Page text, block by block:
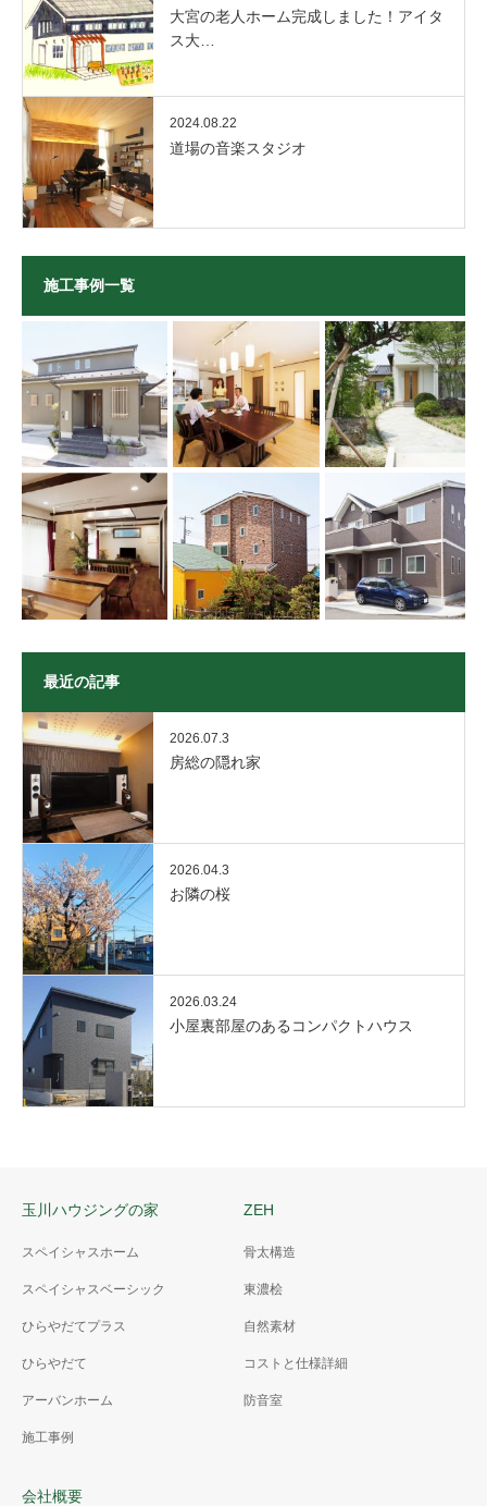
大宮の老人ホーム完成しました！アイタ
ス大…
2024.08.22
道場の音楽スタジオ
施工事例一覧
最近の記事
2026.07.3
房総の隠れ家
2026.04.3
お隣の桜
2026.03.24
小屋裏部屋のあるコンパクトハウス
玉川ハウジングの家
スペイシャスホーム
スペイシャスベーシック
ひらやだてプラス
ひらやだて
アーバンホーム
施工事例
ZEH
骨太構造
東濃桧
自然素材
コストと仕様詳細
防音室
会社概要